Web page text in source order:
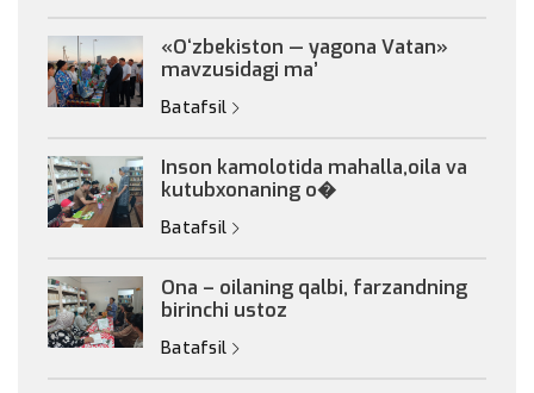
«Oʻzbekiston — yagona Vatan»
mavzusidagi maʼ
Batafsil
Inson kamolotida mahalla,oila va
kutubxonaning o�
Batafsil
Ona – oilaning qalbi, farzandning
birinchi ustoz
Batafsil